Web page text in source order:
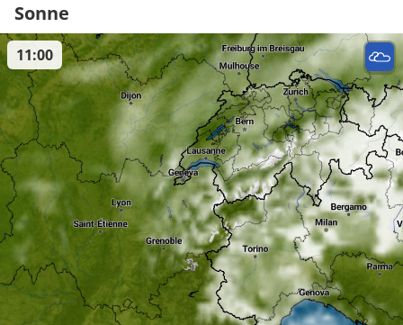
Sonne
11:00